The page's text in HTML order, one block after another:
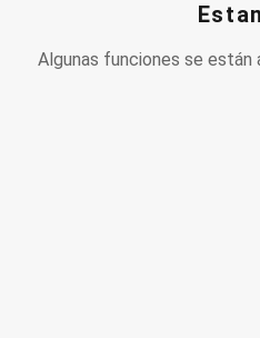
Algunas funciones se están